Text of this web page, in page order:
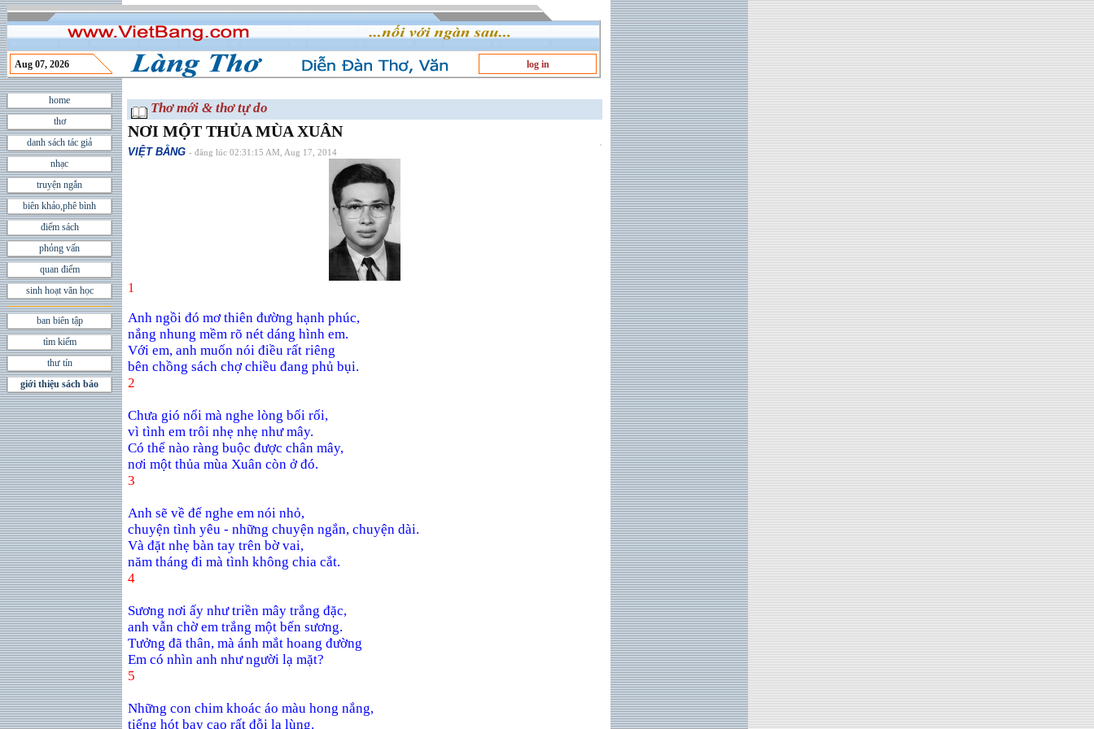
Aug 07, 2026 log in
home
thơ
danh sách tác giả
nhạc
truyện ngắn
biên khảo,phê bình
điểm sách
phỏng vấn
quan điểm
sinh hoạt văn học
ban biên tập
tìm kiếm
thư tín
giới thiệu sách báo
Thơ mới & thơ tự do
NƠI MỘT THỦA MÙA XUÂN
VIỆT BẰNG - đăng lúc 02:31:15 AM, Aug 17, 2014
1
Anh ngồi đó mơthiên đường hạnh phúc,
nắng nhung mềm rõ nét dáng hình em.
Với em, anh muốn nói điều rất riêng
bên chồng sách chợchiều đang phủ bụi.
2
Chưa gió nổi mà nghe lòng bối rối,
vì tình em trôi nhẹ nhẹ như mây.
Có thể nào ràng buộc được chân mây,
nơi một thủa mùa Xuân còn ở đó.
3
Anh sẽ về để nghe em nói nhỏ,
chuyện tình yêu - những chuyện ngắn, chuyện dài.
Và đặt nhẹ bàn tay trên bờ vai,
năm tháng đi mà tình không chia cắt.
4
Sương nơi ấy nhưtriền mây trắng đặc,
anh vẫn chờem trắng một bến sương.
Tưởng đã thân, mà ánh mắt hoang đường
Em có nhìn anh như người lạ mặt?
5
Những con chim khoác áo màu hong nắng,
tiếng hót bay cao rất đỗi lạ lùng.